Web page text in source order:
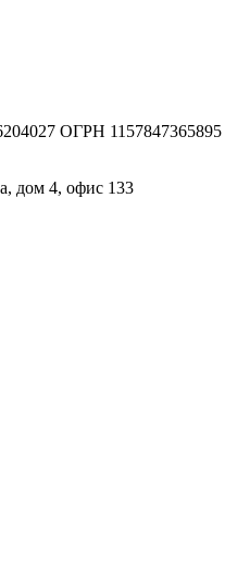
ОГРН 1157847365895
дом 4, офис 133